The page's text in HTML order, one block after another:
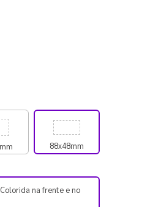
88x48mm
na frente e no